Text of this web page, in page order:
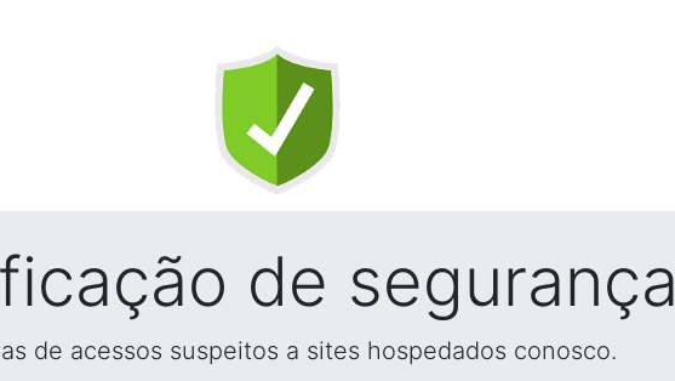
de segurança
de acessos suspeitos a sites hospedados conosco.